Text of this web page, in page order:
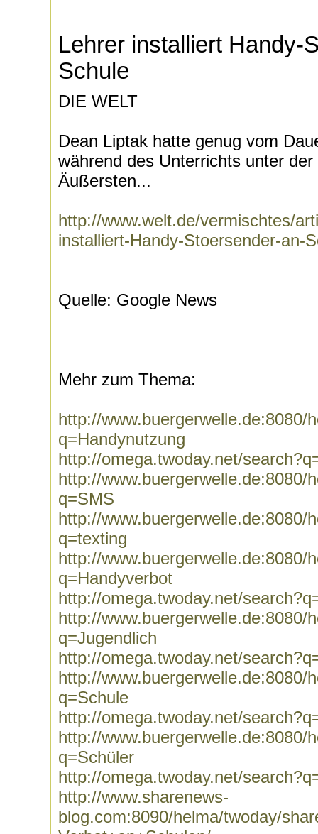
Lehrer installiert Handy-
Schule
DIE WELT
Dean Liptak hatte genug vom
während des Unterrichts unter
Äußersten...
http://www.welt.de/vermischtes/
installiert-Handy-Stoersender-an-
Quelle: Google News
Mehr zum Thema:
http://www.buergerwelle.de:8080/
q=Handynutzung
http://omega.twoday.net/
http://www.buergerwelle.de:8080/
q=SMS
http://www.buergerwelle.de:8080/
q=texting
http://www.buergerwelle.de:8080/
q=Handyverbot
http://omega.twoday.net/
http://www.buergerwelle.de:8080/
q=Jugendlich
http://omega.twoday.net/
http://www.buergerwelle.de:8080/
q=Schule
http://omega.twoday.net/
http://www.buergerwelle.de:8080/
q=Schüler
http://omega.twoday.net/
http://www.sharenews-
blog.com:8090/helma/twoday/